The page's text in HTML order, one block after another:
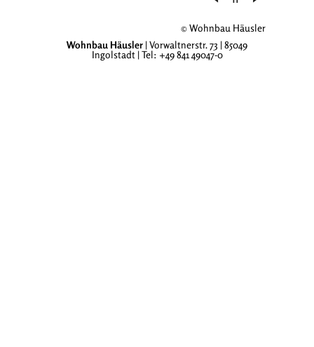
© Wohnbau Häusler
Wohnbau Häusler | Vorwaltnerstr. 73 | 85049
Ingolstadt | Tel: +49 841 49047-0